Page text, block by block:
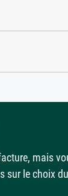
mais
sur le choix du